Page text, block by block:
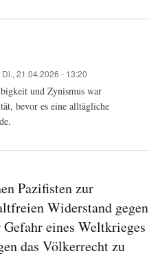
Di., 21.04.2026 - 13:20
und Zynismus war
bevor es eine alltägliche
Pazifisten zur
Widerstand gegen
eines Weltkrieges
das Völkerrecht zu